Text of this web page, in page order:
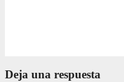
Deja una respuesta